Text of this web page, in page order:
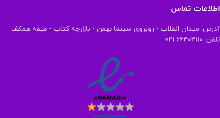
اطلاعات تماس
آدرس: میدان انقلاب - روبروی سینما بهمن - بازارچه کتاب - طبقه همکف
تلفن: ۶۶۴۰۴۱۱۰ 021